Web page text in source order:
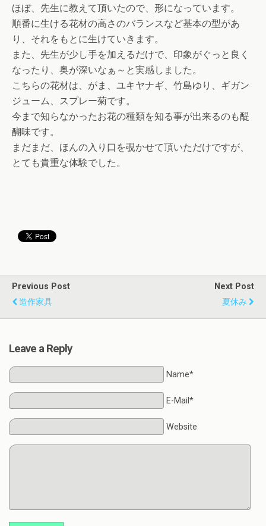
ほぼ、先生に教えて頂いたので、形になっています。
順番に生ける花材の高さのバランスなど基本の型があ
り、それをもとに生けていきます。
また、先生が少し手を加えるだけで、印象がぐっと良く
なったり、奥が深いなぁ～と実感しました。
こちらの花材は、がま、ユキヤナギ、竹島ゆり、ギガン
ジューム、スプレー菊です。
今まで知らなかったお花の種類を知る事が出来るのも醍
醐味です。
まだまだ、ほんの入り口を覗かせて頂いただけですが、
とても貴重な体験でした。
Previous Post
造作家具
Next Post
夏休み
Leave a Reply
Name*
E-Mail*
Website